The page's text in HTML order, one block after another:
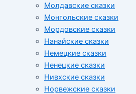
Молдавские сказки
Монгольские сказки
Мордовские сказки
Нанайские сказки
Немецкие сказки
Ненецкие сказки
Нивхские сказки
Норвежские сказки